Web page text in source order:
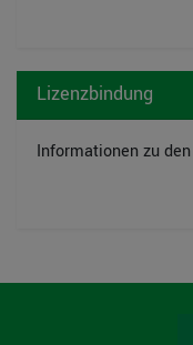
Lizenzbindung
Informationen zu